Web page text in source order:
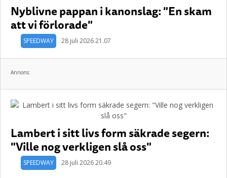
Nyblivne pappan i kanonslag: "En skam
att vi förlorade"
SPEEDWAY 28 juli 2026 21.07
Annons:
Lambert i sitt livs form säkrade segern:
"Ville nog verkligen slå oss"
SPEEDWAY 28 juli 2026 20.49